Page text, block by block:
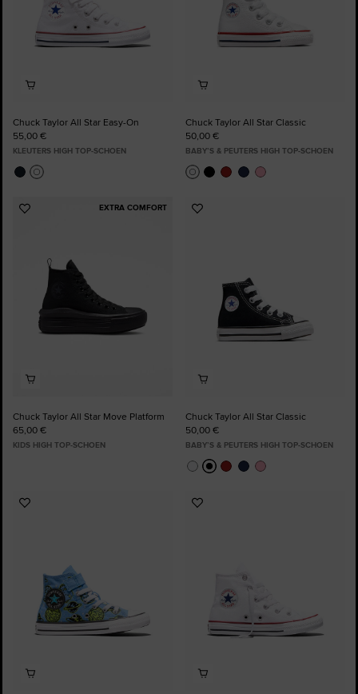
Chuck Taylor All Star Easy-On
55,00 €
KLEUTERS HIGH TOP-SCHOEN
Chuck Taylor All Star Classic
50,00 €
BABY’S & PEUTERS HIGH TOP-SCHOEN
EXTRA COMFORT
Voeg
Chuck Taylor All Star Move Platform
65,00 €
KIDS HIGH TOP-SCHOEN
Voeg
Chuck Taylor All Star Classic
50,00 €
BABY’S & PEUTERS HIGH TOP-SCHOEN
Voeg
Voeg